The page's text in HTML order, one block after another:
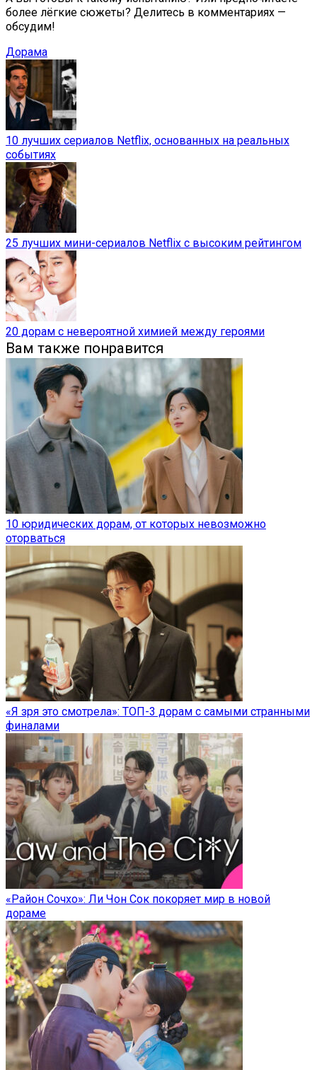
более лёгкие сюжеты? Делитесь в комментариях —
обсудим!
Дорама
10 лучших сериалов Netflix, основанных на реальных
событиях
25 лучших мини-сериалов Netflix с высоким рейтингом
20 дорам с невероятной химией между героями
Вам также понравится
10 юридических дорам, от которых невозможно
оторваться
«Я зря это смотрела»: ТОП-3 дорам с самыми странными
финалами
«Район Сочхо»: Ли Чон Сок покоряет мир в новой
дораме